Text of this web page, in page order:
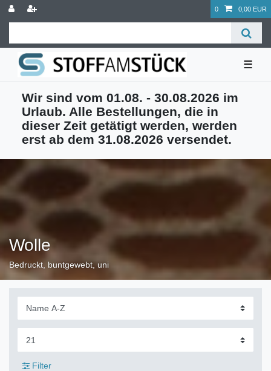
0 0,00 EUR
☰
Wir sind vom 01.08. - 30.08.2026 im
Urlaub. Alle Bestellungen, die in
dieser Zeit getätigt werden, werden
erst ab dem 31.08.2026 versendet.
Wolle
Bedruckt, buntgewebt, uni
Filter